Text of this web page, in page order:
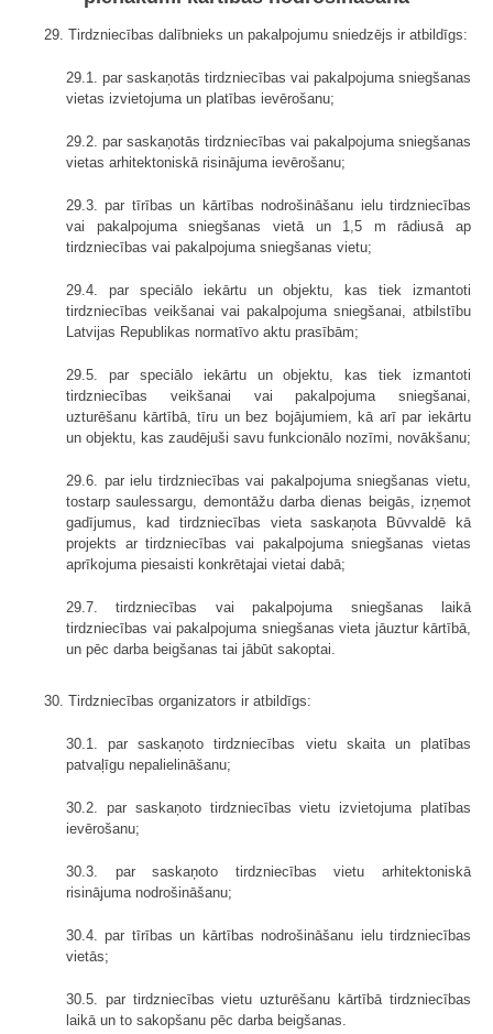
29. Tirdzniecības dalībnieks un pakalpojumu sniedzējs ir atbildīgs:
29.1. par saskaņotās tirdzniecības vai pakalpojuma sniegšanas
vietas izvietojuma un platības ievērošanu;
29.2. par saskaņotās tirdzniecības vai pakalpojuma sniegšanas
vietas arhitektoniskā risinājuma ievērošanu;
29.3. par tīrības un kārtības nodrošināšanu ielu tirdzniecības
vai pakalpojuma sniegšanas vietā un 1,5 m rādiusā ap
tirdzniecības vai pakalpojuma sniegšanas vietu;
29.4. par speciālo iekārtu un objektu, kas tiek izmantoti
tirdzniecības veikšanai vai pakalpojuma sniegšanai, atbilstību
Latvijas Republikas normatīvo aktu prasībām;
29.5. par speciālo iekārtu un objektu, kas tiek izmantoti
tirdzniecības veikšanai vai pakalpojuma sniegšanai,
uzturēšanu kārtībā, tīru un bez bojājumiem, kā arī par iekārtu
un objektu, kas zaudējuši savu funkcionālo nozīmi, novākšanu;
29.6. par ielu tirdzniecības vai pakalpojuma sniegšanas vietu,
tostarp saulessargu, demontāžu darba dienas beigās, izņemot
gadījumus, kad tirdzniecības vieta saskaņota Būvvaldē kā
projekts ar tirdzniecības vai pakalpojuma sniegšanas vietas
aprīkojuma piesaisti konkrētajai vietai dabā;
29.7. tirdzniecības vai pakalpojuma sniegšanas laikā
tirdzniecības vai pakalpojuma sniegšanas vieta jāuztur kārtībā,
un pēc darba beigšanas tai jābūt sakoptai.
30. Tirdzniecības organizators ir atbildīgs:
30.1. par saskaņoto tirdzniecības vietu skaita un platības
patvaļīgu nepalielināšanu;
30.2. par saskaņoto tirdzniecības vietu izvietojuma platības
ievērošanu;
30.3. par saskaņoto tirdzniecības vietu arhitektoniskā
risinājuma nodrošināšanu;
30.4. par tīrības un kārtības nodrošināšanu ielu tirdzniecības
vietās;
30.5. par tirdzniecības vietu uzturēšanu kārtībā tirdzniecības
laikā un to sakopšanu pēc darba beigšanas.